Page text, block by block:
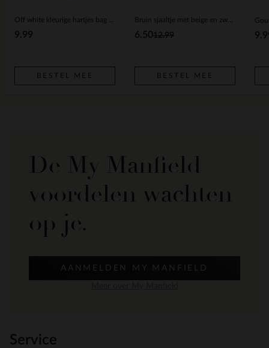
9.99
BESTEL MEE
12.99
6.50
BESTEL MEE
De My Manfield
voordelen wachten
op je.
AANMELDEN MY MANFIELD
Service